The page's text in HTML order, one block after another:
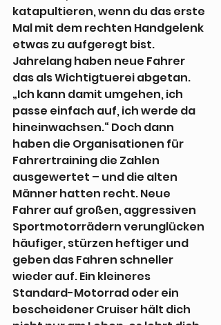
katapultieren, wenn du das erste
Mal mit dem rechten Handgelenk
etwas zu aufgeregt bist.
Jahrelang haben neue Fahrer
das als Wichtigtuerei abgetan.
„Ich kann damit umgehen, ich
passe einfach auf, ich werde da
hineinwachsen.“ Doch dann
haben die Organisationen für
Fahrertraining die Zahlen
ausgewertet – und die alten
Männer hatten recht. Neue
Fahrer auf großen, aggressiven
Sportmotorrädern verunglücken
häufiger, stürzen heftiger und
geben das Fahren schneller
wieder auf. Ein kleineres
Standard-Motorrad oder ein
bescheidener Cruiser hält dich